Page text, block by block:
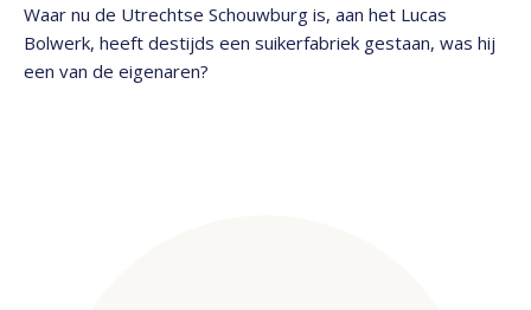
Waar nu de Utrechtse Schouwburg is, aan het Lucas
Bolwerk, heeft destijds een suikerfabriek gestaan, was hij
een van de eigenaren?